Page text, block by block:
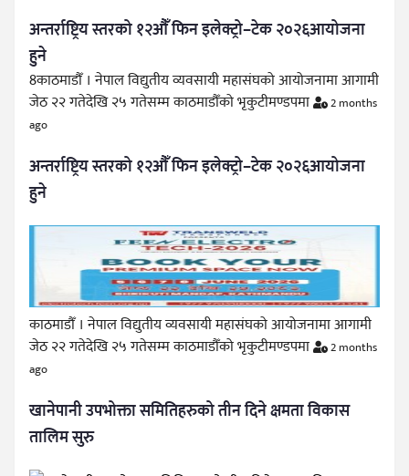
अन्तर्राष्ट्रिय स्तरको १२औँ फिन इलेक्ट्रो–टेक २०२६आयोजना
हुने
8काठमाडौँ । नेपाल विद्युतीय व्यवसायी महासंघको आयोजनामा आगामी
जेठ २२ गतेदेखि २५ गतेसम्म काठमाडौँको भृकुटीमण्डपमा
2 months
ago
अन्तर्राष्ट्रिय स्तरको १२औँ फिन इलेक्ट्रो–टेक २०२६आयोजना
हुने
काठमाडौँ । नेपाल विद्युतीय व्यवसायी महासंघको आयोजनामा आगामी
जेठ २२ गतेदेखि २५ गतेसम्म काठमाडौँको भृकुटीमण्डपमा
2 months
ago
खानेपानी उपभोक्ता समितिहरुको तीन दिने क्षमता विकास
तालिम सुरु